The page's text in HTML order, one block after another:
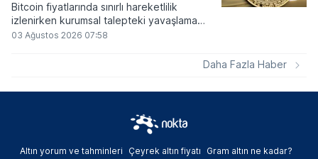
Bitcoin fiyatlarında sınırlı hareketlilik
izlenirken kurumsal talepteki yavaşlama
piyasa dinamiklerini etkiliyor. ABD Merkez
03 Ağustos 2026 07:58
Daha Fazla Haber
Altın yorum ve tahminleri Çeyrek altın fiyatı
Gram altın ne kadar?